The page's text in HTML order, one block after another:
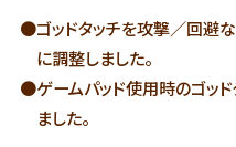
●ゴッドタッチを攻撃／回避
に調整しました。
●ゲームパッド使用時のゴッ
ました。